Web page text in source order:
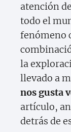
atención
todo el
fenómeno
la
llevado a
nos gusta
artículo,
detrás de